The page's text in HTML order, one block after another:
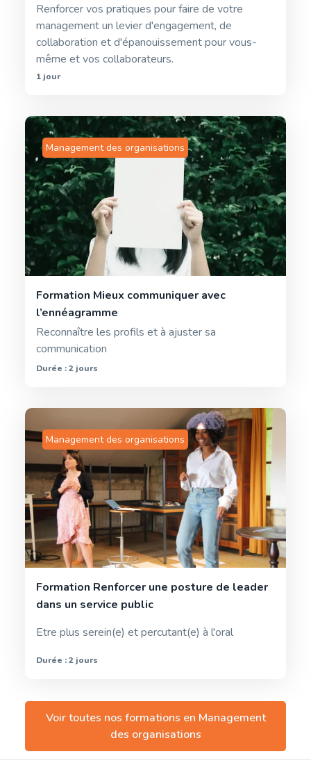
Renforcer vos pratiques pour faire de votre
management un levier d'engagement, de
collaboration et d'épanouissement pour vous-
même et vos collaborateurs.
1 jour
Management des organisations
Formation Mieux communiquer avec
l’ennéagramme
Reconnaître les profils et à ajuster sa
communication
Durée : 2 jours
Management des organisations
Formation Renforcer une posture de leader
dans un service public
Etre plus serein(e) et percutant(e) à l'oral
Durée : 2 jours
Voir toutes nos formations en Management
des organisations